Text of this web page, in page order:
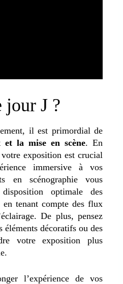
jour J ?
il est primordial de
et la mise en scène. En
exposition est crucial
immersive à vos
en scénographie vous
optimale des
tenant compte des flux
De plus, pensez
éléments décoratifs ou des
votre exposition plus
l’expérience de vos